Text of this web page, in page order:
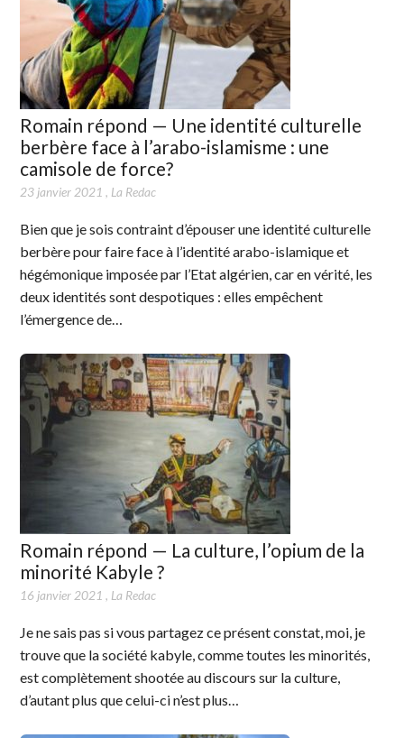
Romain répond — Une identité culturelle
berbère face à l’arabo-islamisme : une
camisole de force?
23 janvier 2021 , La Redac
Bien que je sois contraint d’épouser une identité culturelle
berbère pour faire face à l’identité arabo-islamique et
hégémonique imposée par l’Etat algérien, car en vérité, les
deux identités sont despotiques : elles empêchent
l’émergence de…
Romain répond — La culture, l’opium de la
minorité Kabyle ?
16 janvier 2021 , La Redac
Je ne sais pas si vous partagez ce présent constat, moi, je
trouve que la société kabyle, comme toutes les minorités,
est complètement shootée au discours sur la culture,
d’autant plus que celui-ci n’est plus…